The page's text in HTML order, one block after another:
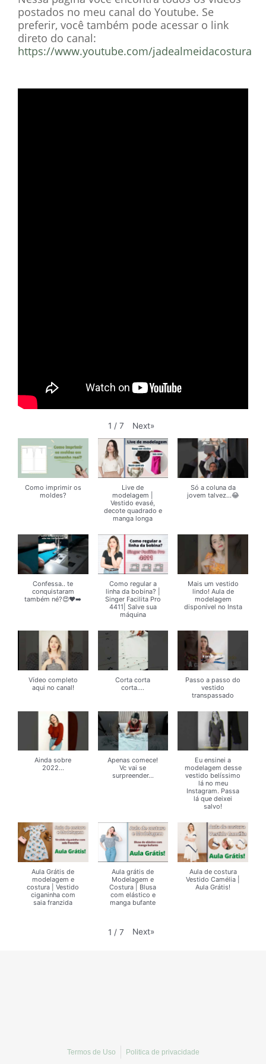
postados no meu canal do Youtube. Se
preferir, você também pode acessar o link
direto do canal:
https://www.youtube.com/jadealmeidacostura
1 / 7 Next»
Como imprimir os
moldes?
Live de
modelagem |
Vestido evasé,
decote quadrado e
manga longa
Só a coluna da
jovem talvez...😂
Confessa.. te
conquistaram
também né?😍❤️➡️
Como regular a
linha da bobina? |
Singer Facilita Pro
4411| Salve sua
máquina
Mais um vestido
lindo! Aula de
modelagem
disponível no Insta
Vídeo completo
aqui no canal!
Corta corta
corta....
Passo a passo do
vestido
transpassado
Ainda sobre
2022...
Apenas comece!
Vc vai se
surpreender...
Eu ensinei a
modelagem desse
vestido belíssimo
lá no meu
Instagram. Passa
lá que deixei
salvo!
Aula Grátis de
modelagem e
costura | Vestido
ciganinha com
saia franzida
Aula grátis de
Modelagem e
Costura | Blusa
com elástico e
manga bufante
Aula de costura
Vestido Camélia |
Aula Grátis!
1 / 7 Next»
Termos de Uso Politica de privacidade